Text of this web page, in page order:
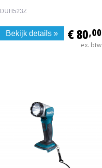
DUH523Z
€ 80,00
ex. btw
Bekijk details »